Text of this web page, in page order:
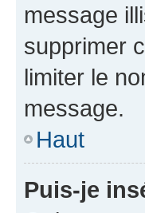
message
supprimer
limiter le
message.
Haut
Puis-je